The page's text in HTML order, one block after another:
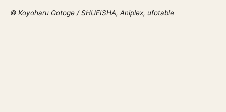
© Koyoharu Gotoge / SHUEISHA, Aniplex, ufotable